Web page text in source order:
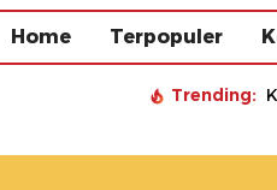
Home Terpopuler
Trending: